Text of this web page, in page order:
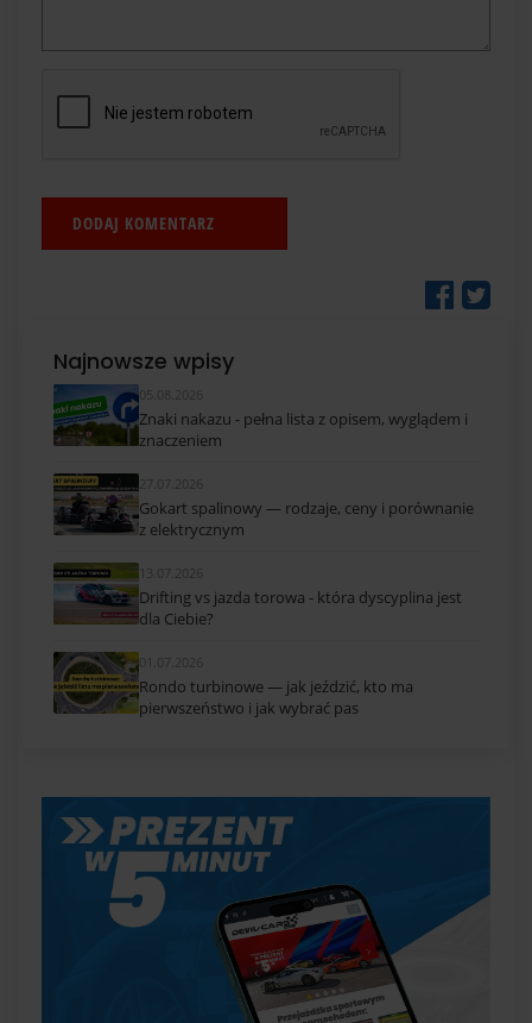
Najnowsze wpisy
05.08.2026
Znaki nakazu - pełna lista z opisem, wyglądem i
znaczeniem
Gokart spalinowy — rodzaje, ceny i porównanie
z elektrycznym
Drifting vs jazda torowa - która dyscyplina jest
dla Ciebie?
Rondo turbinowe — jak jeździć, kto ma
pierwszeństwo i jak wybrać pas